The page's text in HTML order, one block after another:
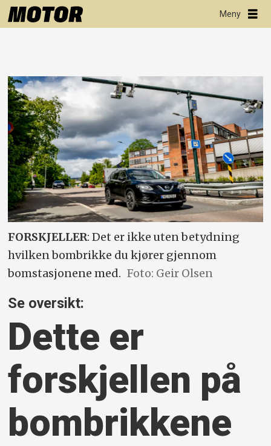
FORSKJELLER: Det er ikke uten betydning
hvilken bombrikke du kjører gjennom
bomstasjonene med. Foto: Geir Olsen
Se oversikt:
Dette er
forskjellen på
bom­brikkene